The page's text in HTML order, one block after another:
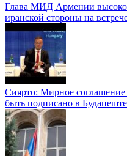
Глава МИД Армении
иранской стороны на
Сиярто: Мирное
быть подписано в Будапеште